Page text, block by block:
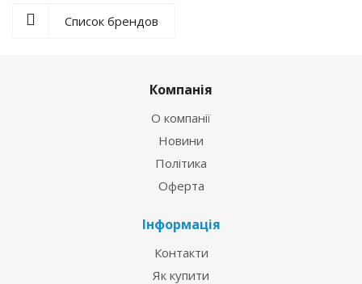
Список брендов
Компанія
О компанії
Новини
Політика
Оферта
Інформація
Контакти
Як купити